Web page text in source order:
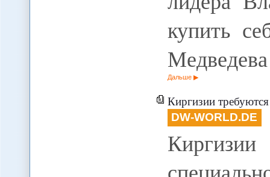
купить
Дальше
Киргизии
DW-WORLD.DE